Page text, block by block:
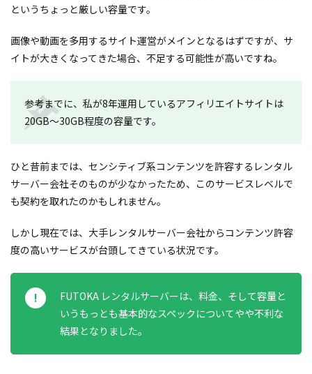
というちょっと厳しい容量です。
画像や動画を多用するサイト運営がメインとなるはずですが、サ
イトが大きくなってきた場合、不足する可能性が高いですね。
参考までに、私が8年運用しているアフィリエイトサイトは
20GB〜30GB程度の容量です。
ひと昔前までは、センシティブ系コンテンツを許容するレンタル
サーバー会社そのものが少なかったため、このサービスレベルで
も契約を取れたのかもしれません。
しかし現在では、大手レンタルサーバー会社からコンテンツ許容
度の高いサービスが台頭してきている状況です。
FUTOKA レンタルサーバーは、料金、そして容量と
いうもっとも基本的なスペックについてやや不利な
結果となりました。